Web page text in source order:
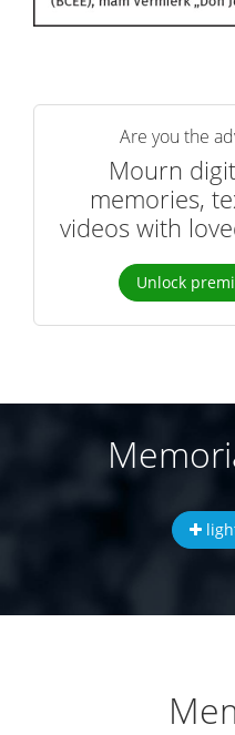
Are you the
Mourn
memories,
videos with
Unlock